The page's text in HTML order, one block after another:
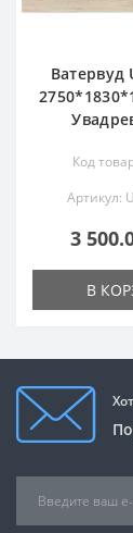
Ватервуд
Код
Артикул:
3
В